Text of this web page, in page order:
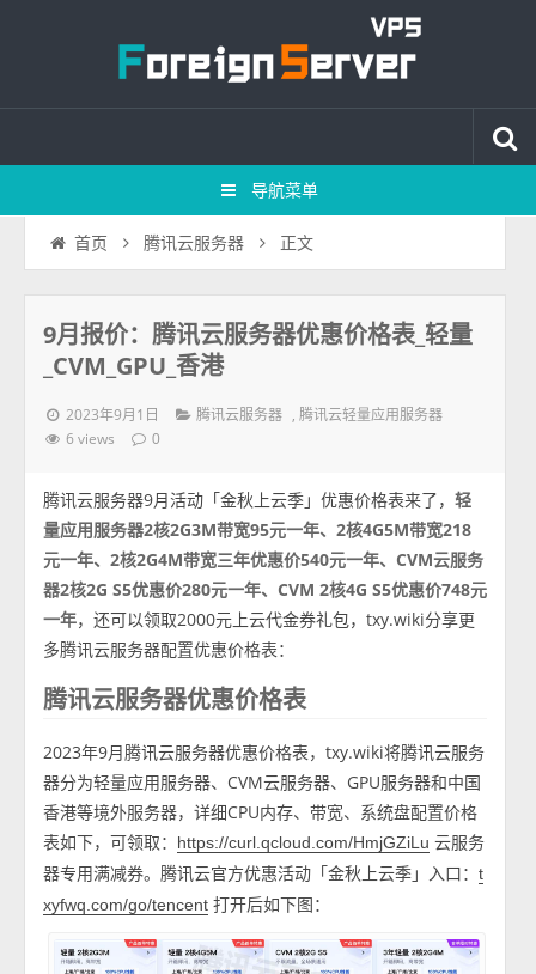
导航菜单
首页 腾讯云服务器 正文
9月报价：腾讯云服务器优惠价格表_轻量
_CVM_GPU_香港
2023年9月1日 腾讯云服务器 , 腾讯云轻量应用服务器
6 views 0
腾讯云服务器9月活动「金秋上云季」优惠价格表来了，轻
量应用服务器2核2G3M带宽95元一年、2核4G5M带宽218
元一年、2核2G4M带宽三年优惠价540元一年、CVM云服务
器2核2G S5优惠价280元一年、CVM 2核4G S5优惠价748元
一年，还可以领取2000元上云代金券礼包，txy.wiki分享更
多腾讯云服务器配置优惠价格表：
腾讯云服务器优惠价格表
2023年9月腾讯云服务器优惠价格表，txy.wiki将腾讯云服务
器分为轻量应用服务器、CVM云服务器、GPU服务器和中国
香港等境外服务器，详细CPU内存、带宽、系统盘配置价格
表如下，可领取：
https://curl.qcloud.com/HmjGZiLu 云服务
器专用满减券。腾讯云官方优惠活动「金秋上云季」入口：t
xyfwq.com/go/tencent 打开后如下图：